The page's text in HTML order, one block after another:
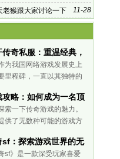
11-28
老猴跟大家讨论一下
奇私服：重温经典，
为我国网络游戏发展史上
里程碑，一直以其独特的
，我们不仅能重温经典的
体验到更加精细的画面和
系统。接下来，就让我们
攻略：如何成为一名顶
索一下传奇游戏的魅力。
供了无数种可能的游戏方
游戏为玩家提供了无尽的
sf：探索游戏世界的无
开传奇sf：独特玩法
sf》是一款深受玩家喜爱